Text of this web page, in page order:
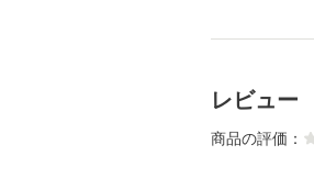
レビュー
商品の評価：